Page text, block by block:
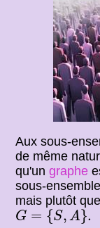
Aux sous-
de même
qu'ungraphe
sous-
mais plutôt
G = {S, A}.
G={S,A}.